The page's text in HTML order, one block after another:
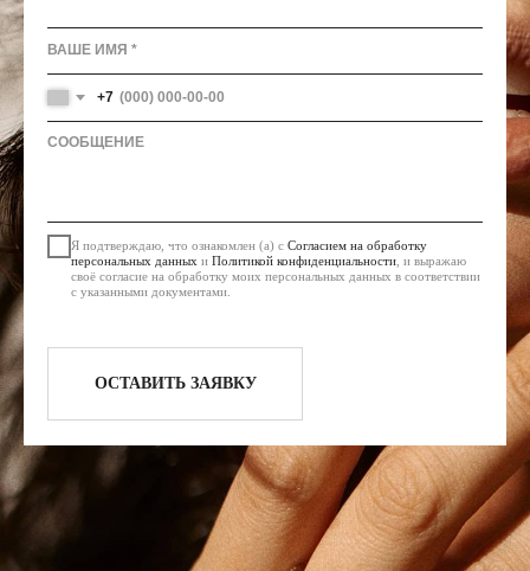
+7
Я подтверждаю, что ознакомлен (а) с Согласием на обработку
персональных данных и Политикой конфиденциальности , и выражаю
своё согласие на обработку моих персональных данных в соответствии
с указанными документами.
ОСТАВИТЬ ЗАЯВКУ